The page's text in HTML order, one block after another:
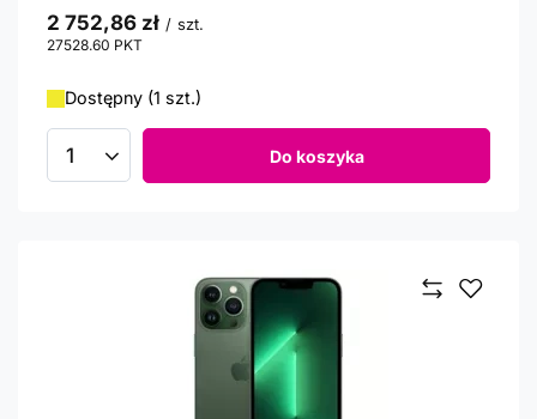
2 752,86 zł / szt.
27528.60 PKT
Dostępny (1 szt.)
Ilość produktów Do koszyka